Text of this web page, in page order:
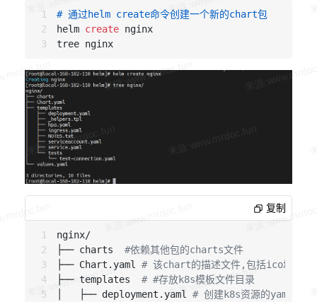
# 通过helm create命令创建一个新的chart包
helm create nginx
复制
nginx/
├── charts #依赖其他包的charts文件
├── Chart.yaml # 该chart的描述文件,包括ico地址,
├── templates # #存放k8s模板文件目录
│   ├── deployment.yaml # 创建k8s资源的yaml 模